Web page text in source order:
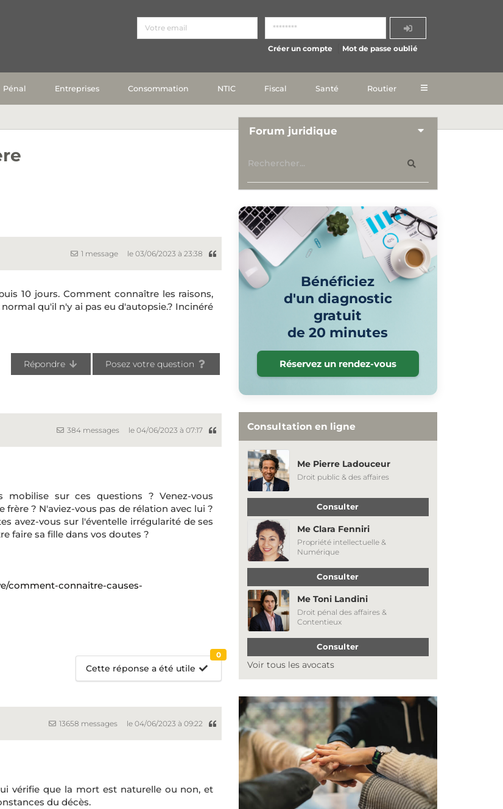
Créer un compte Mot de passe oublié
Pénal Entreprises Consommation NTIC Fiscal Santé Routier
1 message le 03/06/2023 à 23:38
10 jours. Comment connaître les raisons,
qu'il n'y ai pas eu d'autopsie.? Incinéré
Répondre Posez votre question
384 messages le 04/06/2023 à 07:17
sur ces questions ? Venez-vous
? N'aviez-vous pas de rélation avec lui ?
avez-vous sur l'éventelle irrégularité de ses
faire sa fille dans vos doutes ?
comment-connaitre-causes-
Cette réponse a été utile
0
13658 messages le 04/06/2023 à 09:22
vérifie que la mort est naturelle ou non, et
du décès.
Forum juridique
Bénéficiez
d'un diagnostic
gratuit
de 20 minutes
Réservez un rendez-vous
Consultation en ligne
Me Pierre Ladouceur
Droit public & des affaires
Consulter
Me Clara Fenniri
Propriété intellectuelle &
Numérique
Consulter
Me Toni Landini
Droit pénal des affaires &
Contentieux
Consulter
Voir tous les avocats